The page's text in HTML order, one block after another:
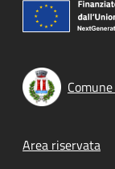
Footer
Area riservata